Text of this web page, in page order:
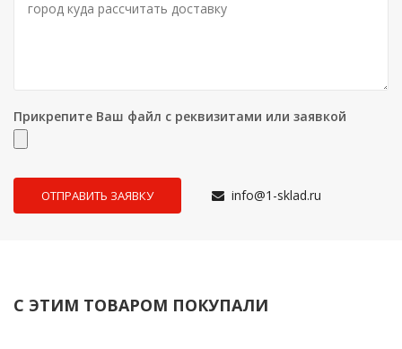
Прикрепите Ваш файл с реквизитами или заявкой
info@1-sklad.ru
С ЭТИМ ТОВАРОМ ПОКУПАЛИ